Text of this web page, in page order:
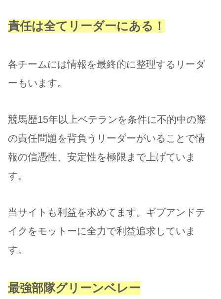
責任は全てリーダーにある！
各チームには情報を最終的に整理するリーダ
ーもいます。
競馬歴15年以上ベテランを条件に不的中の際
の責任問題を背負うリーダーがいることで情
報の信憑性、安定性を極限まで上げていま
す。
当サイトも利益を求めてます。ギブアンドテ
イクをモットーに全力で利益追求していま
す。
最強部隊グリーンベレー